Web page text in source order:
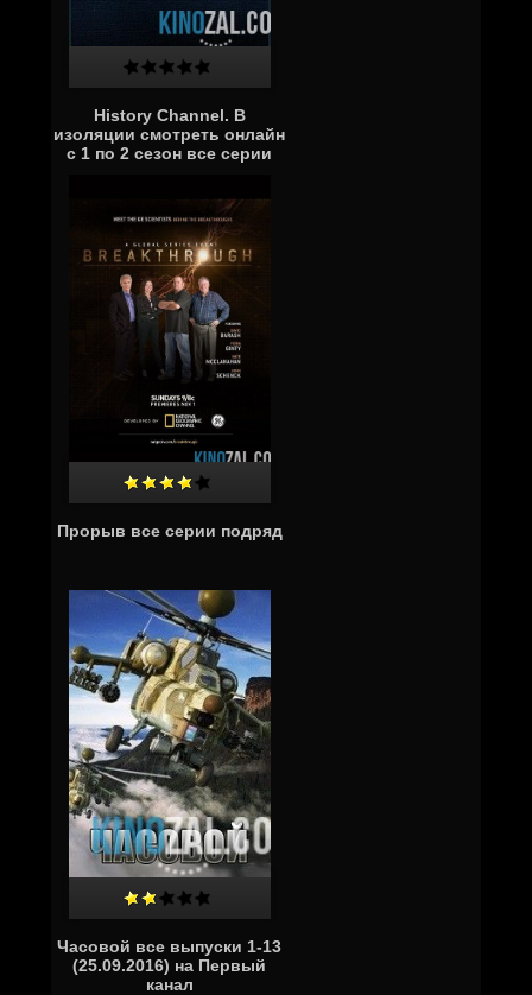
History Channel. В
изоляции смотреть онлайн
с 1 по 2 сезон все серии
Прорыв все серии подряд
Часовой все выпуски 1-13
(25.09.2016) на Первый
канал